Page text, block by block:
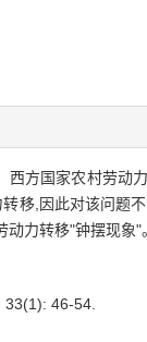
方国家农村劳动
移,因此对该问题
力转移"钟摆现象"。
33(1): 46-54.